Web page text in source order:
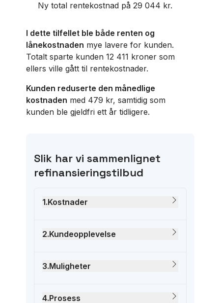
Ny total rentekostnad på 29 044 kr.
I dette tilfellet ble både renten og
lånekostnaden mye lavere for kunden.
Totalt sparte kunden 12 411 kroner som
ellers ville gått til rentekostnader.
Kunden reduserte den månedlige
kostnaden med 479 kr, samtidig som
kunden ble gjeldfri ett år tidligere.
Slik har vi sammenlignet
refinansieringstilbud
1.Kostnader
2.Kundeopplevelse
3.Muligheter
4.Prosess